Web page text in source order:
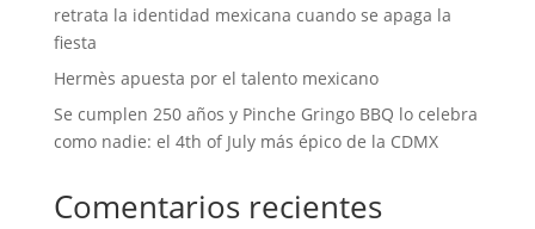
retrata la identidad mexicana cuando se apaga la
fiesta
Hermès apuesta por el talento mexicano
Se cumplen 250 años y Pinche Gringo BBQ lo celebra
como nadie: el 4th of July más épico de la CDMX
Comentarios recientes